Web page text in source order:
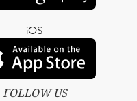
iOS
FOLLOW US